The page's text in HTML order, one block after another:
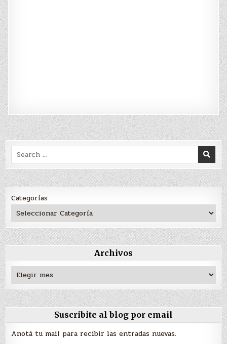
Search
for:
Categorías
Archivos
Archivos
Suscribite al blog por email
Anotá tu mail para recibir las entradas nuevas.